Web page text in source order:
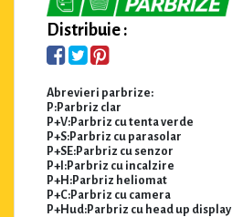
Distribuie :
Abrevieri parbrize:
P:Parbriz clar
P+V:Parbriz cu tenta verde
P+S:Parbriz cu parasolar
P+SE:Parbriz cu senzor
P+I:Parbriz cu incalzire
P+H:Parbriz heliomat
P+C:Parbriz cu camera
P+Hud:Parbriz cu head up display